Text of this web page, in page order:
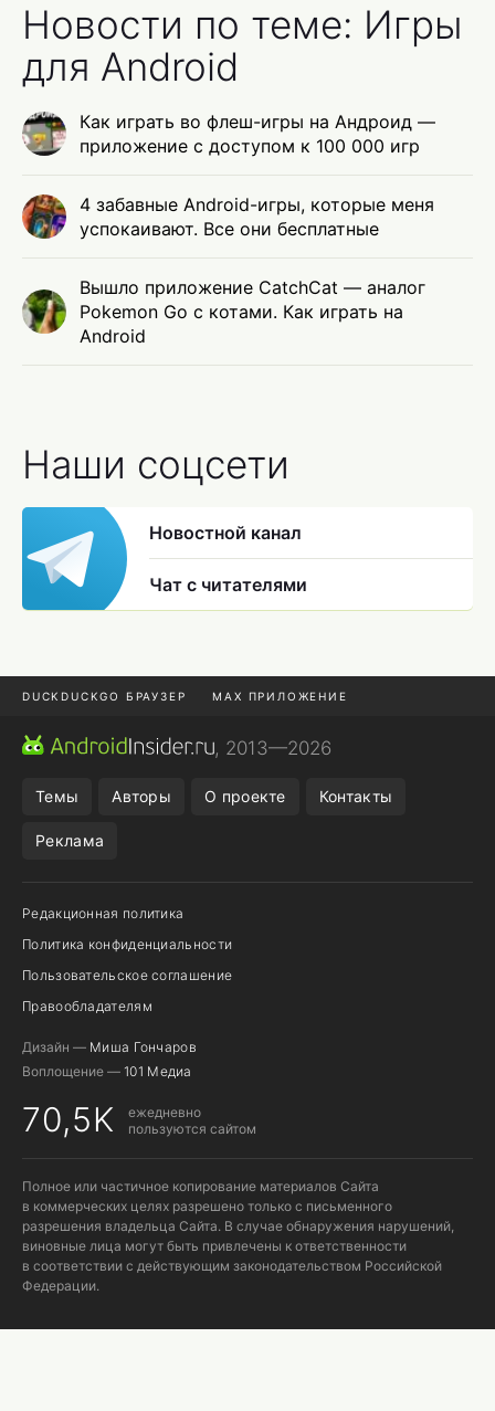
Новости по теме: Игры
для Android
Как играть во флеш-игры на Андроид —
приложение с доступом к 100 000 игр
4 забавные Android-игры, которые меня
успокаивают. Все они бесплатные
Вышло приложение CatchCat — аналог
Pokemon Go с котами. Как играть на
Android
Наши соцсети
Новостной канал
Чат с читателями
DUCKDUCKGO БРАУЗЕР MAX ПРИЛОЖЕНИЕ
ПРИЛОЖЕНИЯ ANDROID
, 2013—2026
Темы Авторы О проекте Контакты
Реклама
Редакционная политика
Политика конфиденциальности
Пользовательское соглашение
Правообладателям
Дизайн — Миша Гончаров
Воплощение — 101 Медиа
70,5K
ежедневно
пользуются сайтом
Полное или частичное копирование материалов Сайта
в коммерческих целях разрешено только с письменного
разрешения владельца Сайта. В случае обнаружения нарушений,
виновные лица могут быть привлечены к ответственности
в соответствии с действующим законодательством Российской
Федерации.